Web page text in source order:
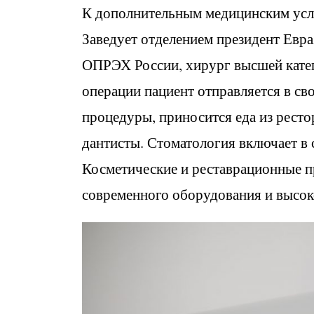
К дополнительным медицинским
Заведует отделением президент
ОПРЭХ России, хирург высшей
операции пациент отправляется в
процедуры, приносится еда из
дантисты. Стоматология включает в
Косметические и реставрационные
современного оборудования и